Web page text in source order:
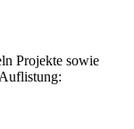
Projekte sowie